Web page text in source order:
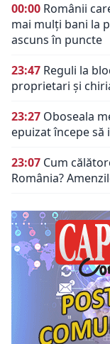
00:00 Românii
mai mulți bani la
ascuns în puncte
23:47 Reguli la
proprietari și
23:27 Oboseala
epuizat începe să
23:07 Cum
România?